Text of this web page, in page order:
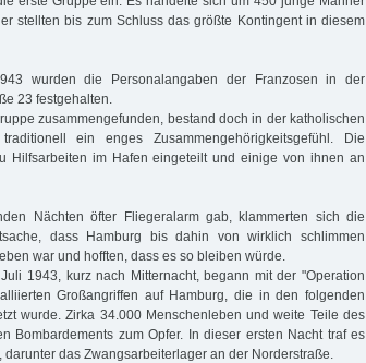
stellten bis zum Schluss das größte Kontingent in diesem
wurden die Personalangaben der Franzosen in der
23 festgehalten.
zusammengefunden, bestand doch in der katholischen
ein enges Zusammengehörigkeitsgefühl. Die
Hilfsarbeiten im Hafen eingeteilt und einige von ihnen an
Nächten öfter Fliegeralarm gab, klammerten sich die
dass Hamburg bis dahin von wirklich schlimmen
war und hofften, dass es so bleiben würde.
1943, kurz nach Mitternacht, begann mit der "Operation
Großangriffen auf Hamburg, die in den folgenden
wurde. Zirka 34.000 Menschenleben und weite Teile des
Bombardements zum Opfer. In dieser ersten Nacht traf es
das Zwangsarbeiterlager an der Norderstraße.